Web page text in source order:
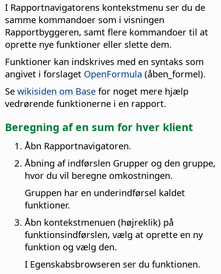
I Rapportnavigatorens kontekstmenu ser du de
samme kommandoer som i visningen
Rapportbyggeren, samt flere kommandoer til at
oprette nye funktioner eller slette dem.
Funktioner kan indskrives med en syntaks som
angivet i forslaget OpenFormula (åben_formel).
Se wikisiden om Base for noget mere hjælp
vedrørende funktionerne i en rapport.
Beregning af en sum for hver klient
Åbn Rapportnavigatoren.
Åbning af indførslen Grupper og den gruppe,
hvor du vil beregne omkostningen.
Gruppen har en underindførsel kaldet
funktioner.
Åbn kontekstmenuen (højreklik) på
funktionsindførslen, vælg at oprette en ny
funktion og vælg den.
I Egenskabsbrowseren ser du funktionen.